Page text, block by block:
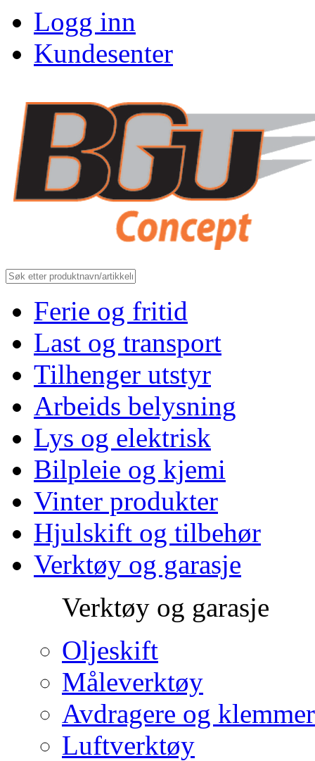
Logg inn
Kundesenter
Ferie og fritid
Last og transport
Tilhenger utstyr
Arbeids belysning
Lys og elektrisk
Bilpleie og kjemi
Vinter produkter
Hjulskift og tilbehør
Verktøy og garasje
Verktøy og garasje
Oljeskift
Måleverktøy
Avdragere og klemmer
Luftverktøy